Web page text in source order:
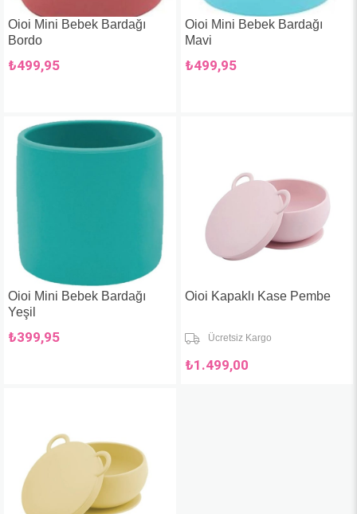
Oioi Mini Bebek Bardağı
Bordo
₺499,95
Oioi Mini Bebek Bardağı
Mavi
₺499,95
Oioi Mini Bebek Bardağı
Yeşil
₺399,95
Oioi Kapaklı Kase Pembe
Ücretsiz Kargo
₺1.499,00